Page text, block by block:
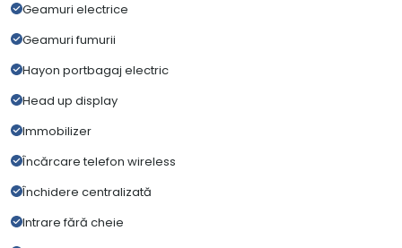
Geamuri electrice
Geamuri fumurii
Hayon portbagaj electric
Head up display
Immobilizer
Încărcare telefon wireless
Închidere centralizată
Intrare fără cheie